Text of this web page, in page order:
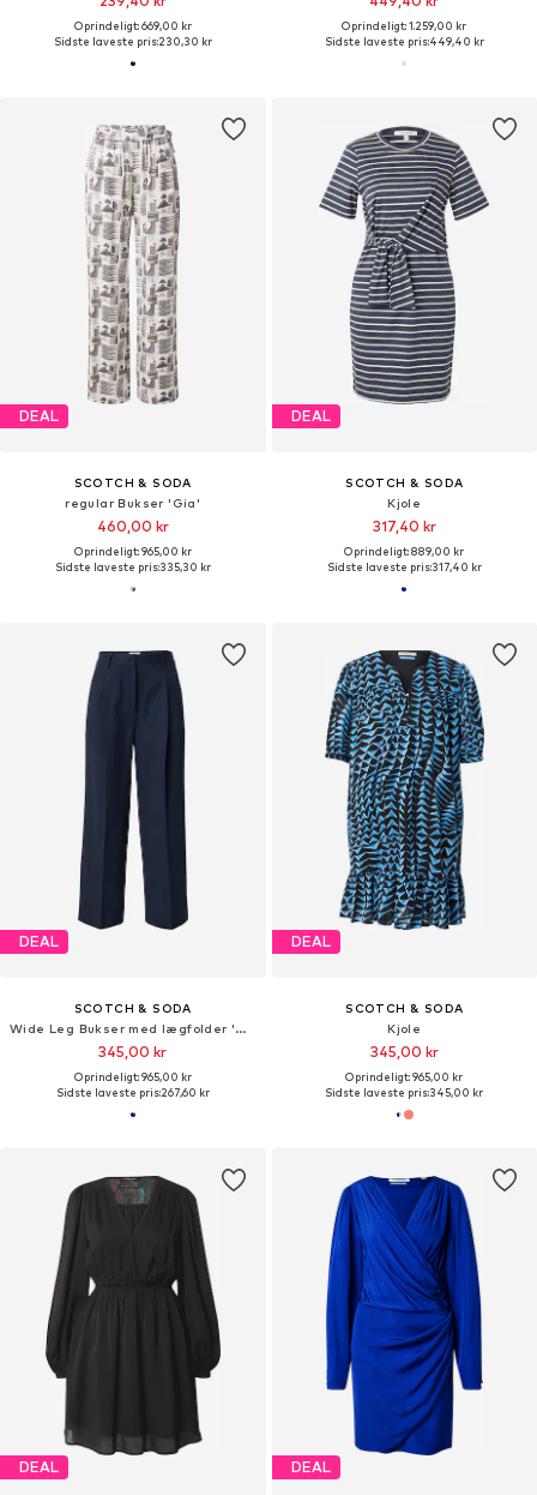
Oprindeligt: 669,00 kr
Sidste laveste pris:230,30 kr
Oprindeligt: 1.259,00 kr
Sidste laveste pris:449,40 kr
DEAL
SCOTCH & SODA
regular Bukser 'Gia'
460,00 kr
Oprindeligt: 965,00 kr
Sidste laveste pris:335,30 kr
DEAL
SCOTCH & SODA
Kjole
317,40 kr
Oprindeligt: 889,00 kr
Sidste laveste pris:317,40 kr
DEAL
SCOTCH & SODA
Wide Leg Bukser med lægfolder 'Core Rose'
345,00 kr
Oprindeligt: 965,00 kr
Sidste laveste pris:267,60 kr
DEAL
SCOTCH & SODA
Kjole
345,00 kr
Oprindeligt: 965,00 kr
Sidste laveste pris:345,00 kr
DEAL DEAL